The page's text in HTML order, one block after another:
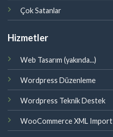
Çok Satanlar
Hizmetler
Web Tasarım (yakında...)
Wordpress Düzenleme
Wordpress Teknik Destek
WooCommerce XML Import